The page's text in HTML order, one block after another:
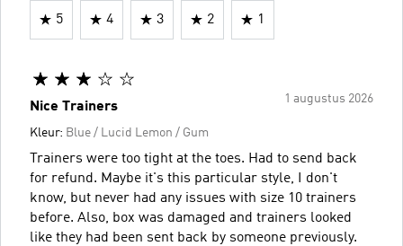
5 4 3 2 1
1 augustus 2026
Nice Trainers
Kleur: Blue / Lucid Lemon / Gum
Trainers were too tight at the toes. Had to send back
for refund. Maybe it's this particular style, I don't
know, but never had any issues with size 10 trainers
before. Also, box was damaged and trainers looked
like they had been sent back by someone previously.